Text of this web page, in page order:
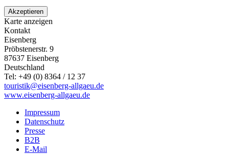
Akzeptieren
Karte anzeigen
Kontakt
Eisenberg
Pröbstenerstr. 9
87637 Eisenberg
Deutschland
Tel: +49 (0) 8364 / 12 37
touristik@eisenberg-allgaeu.de
www.eisenberg-allgaeu.de
Impressum
Datenschutz
Presse
B2B
E-Mail